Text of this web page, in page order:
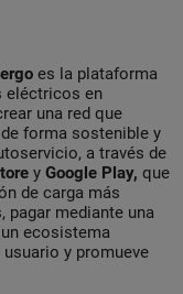
es la plataforma
eléctricos en
una red que
forma sostenible y
a través de
y Google Play, que
de carga más
pagar mediante una
ecosistema
y promueve